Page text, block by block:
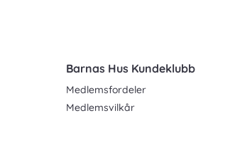
Barnas Hus Kundeklubb
Medlemsfordeler
Medlemsvilkår